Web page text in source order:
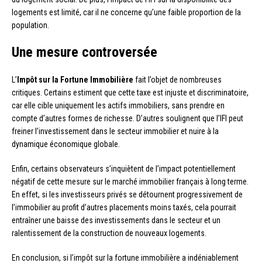
logements est limité, car il ne concerne qu’une faible proportion de la
population.
Une mesure controversée
L’ Impôt sur la Fortune Immobilière fait l’objet de nombreuses
critiques. Certains estiment que cette taxe est injuste et discriminatoire,
car elle cible uniquement les actifs immobiliers, sans prendre en
compte d’autres formes de richesse. D’autres soulignent que l’IFI peut
freiner l’investissement dans le secteur immobilier et nuire à la
dynamique économique globale.
Enfin, certains observateurs s’inquiètent de l’impact potentiellement
négatif de cette mesure sur le marché immobilier français à long terme.
En effet, si les investisseurs privés se détournent progressivement de
l’immobilier au profit d’autres placements moins taxés, cela pourrait
entraîner une baisse des investissements dans le secteur et un
ralentissement de la construction de nouveaux logements.
En conclusion, si l’impôt sur la fortune immobilière a indéniablement